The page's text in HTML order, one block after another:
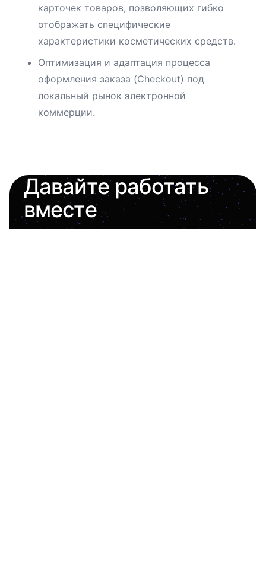
карточек товаров, позволяющих гибко
отображать специфические
характеристики косметических средств.
Оптимизация и адаптация процесса
оформления заказа (Checkout) под
локальный рынок электронной
коммерции.
Давайте работать
вместе